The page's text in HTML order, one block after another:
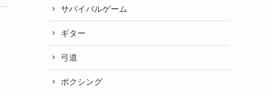
サバイバルゲーム
ギター
弓道
ボクシング